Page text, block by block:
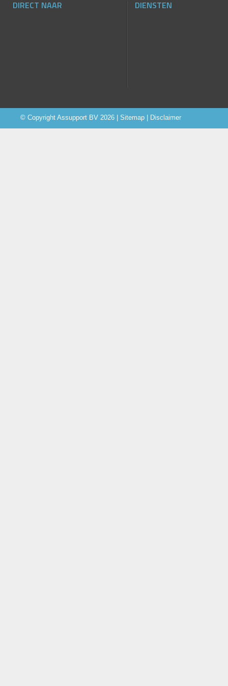
DIRECT NAAR DIENSTEN
© Copyright Assupport BV 2026 | Sitemap Disclaimer